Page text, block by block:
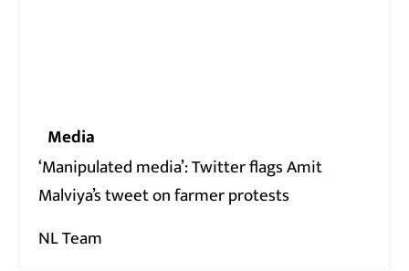
Media
‘Manipulated media’: Twitter flags Amit
Malviya’s tweet on farmer protests
NL Team